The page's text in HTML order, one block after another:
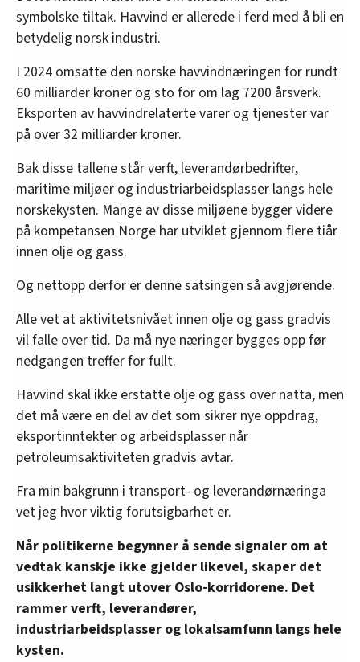
symbolske tiltak. Havvind er allerede i ferd med å bli en
betydelig norsk industri.
I 2024 omsatte den norske havvindnæringen for rundt
60 milliarder kroner og sto for om lag 7200 årsverk.
Eksporten av havvindrelaterte varer og tjenester var
på over 32 milliarder kroner.
Bak disse tallene står verft, leverandørbedrifter,
maritime miljøer og industriarbeidsplasser langs hele
norskekysten. Mange av disse miljøene bygger videre
på kompetansen Norge har utviklet gjennom flere tiår
innen olje og gass.
Og nettopp derfor er denne satsingen så avgjørende.
Alle vet at aktivitetsnivået innen olje og gass gradvis
vil falle over tid. Da må nye næringer bygges opp før
nedgangen treffer for fullt.
Havvind skal ikke erstatte olje og gass over natta, men
det må være en del av det som sikrer nye oppdrag,
eksportinntekter og arbeidsplasser når
petroleumsaktiviteten gradvis avtar.
Fra min bakgrunn i transport- og leverandørnæringa
vet jeg hvor viktig forutsigbarhet er.
Når politikerne begynner å sende signaler om at
vedtak kanskje ikke gjelder likevel, skaper det
usikkerhet langt utover Oslo-korridorene. Det
rammer verft, leverandører,
industriarbeidsplasser og lokalsamfunn langs hele
kysten.